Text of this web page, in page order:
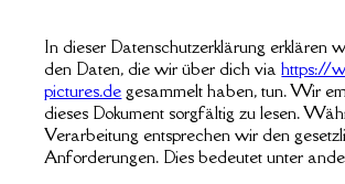
In dieser Datenschutzerklärung erklären
den Daten, die wir über dich viahttps://
pictures.de gesammelt haben, tun. Wir
dieses Dokument sorgfältig zu lesen.
Verarbeitung entsprechen wir den
Anforderungen. Dies bedeutet unter